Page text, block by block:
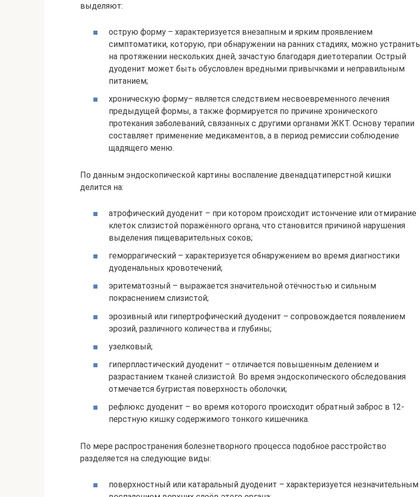
выделяют:
острую форму – характеризуется внезапным и ярким проявлением
симптоматики, которую, при обнаружении на ранних стадиях, можно устранить
на протяжении нескольких дней, зачастую благодаря диетотерапии. Острый
дуоденит может быть обусловлен вредными привычками и неправильным
питанием;
хроническую форму– является следствием несвоевременного лечения
предыдущей формы, а также формируется по причине хронического
протекания заболеваний, связанных с другими органами ЖКТ. Основу терапии
составляет применение медикаментов, а в период ремиссии соблюдение
щадящего меню.
По данным эндоскопической картины воспаление двенадцатиперстной кишки
делится на:
атрофический дуоденит – при котором происходит истончение или отмирание
клеток слизистой поражённого органа, что становится причиной нарушения
выделения пищеварительных соков;
геморрагический – характеризуется обнаружением во время диагностики
дуоденальных кровотечений;
эритематозный – выражается значительной отёчностью и сильным
покраснением слизистой;
эрозивный или гипертрофический дуоденит – сопровождается появлением
эрозий, различного количества и глубины;
узелковый;
гиперпластический дуоденит – отличается повышенным делением и
разрастанием тканей слизистой. Во время эндоскопического обследования
отмечается бугристая поверхность оболочки;
рефлюкс дуоденит – во время которого происходит обратный заброс в 12-
перстную кишку содержимого тонкого кишечника.
По мере распространения болезнетворного процесса подобное расстройство
разделяется на следующие виды:
поверхностный или катаральный дуоденит – характеризуется незначительным